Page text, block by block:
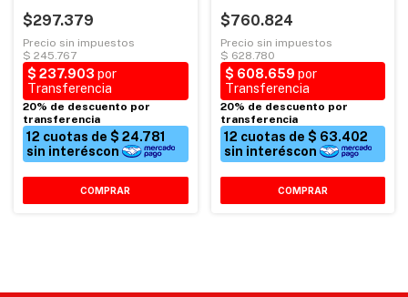
$297.379
COMPRAR
$760.824
COMPRAR